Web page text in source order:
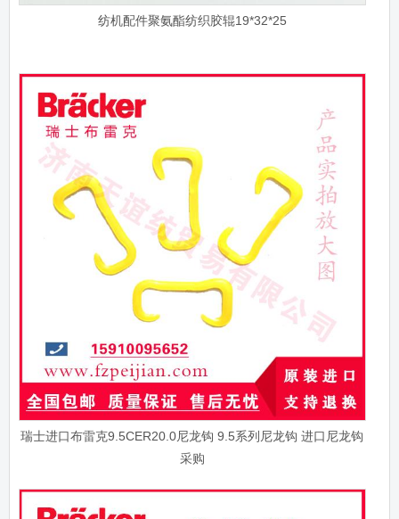
纺机配件聚氨酯纺织胶辊19*32*25
瑞士进口布雷克9.5CER20.0尼龙钩 9.5系列尼龙钩 进口尼龙钩
采购